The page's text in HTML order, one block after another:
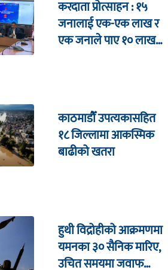
करदाता प्रोत्साहन : १५
जनालाई एक-एक लाख र
एक जनाले पाए १० लाख
काठमाडौँ उपत्यकासहित
१८ जिल्लामा आकस्मिक
बाढीको खतरा
हुथी विद्रोहीको आक्रमणमा
यमनका ३० सैनिक मारिए,
उचित समयमा जवाफ